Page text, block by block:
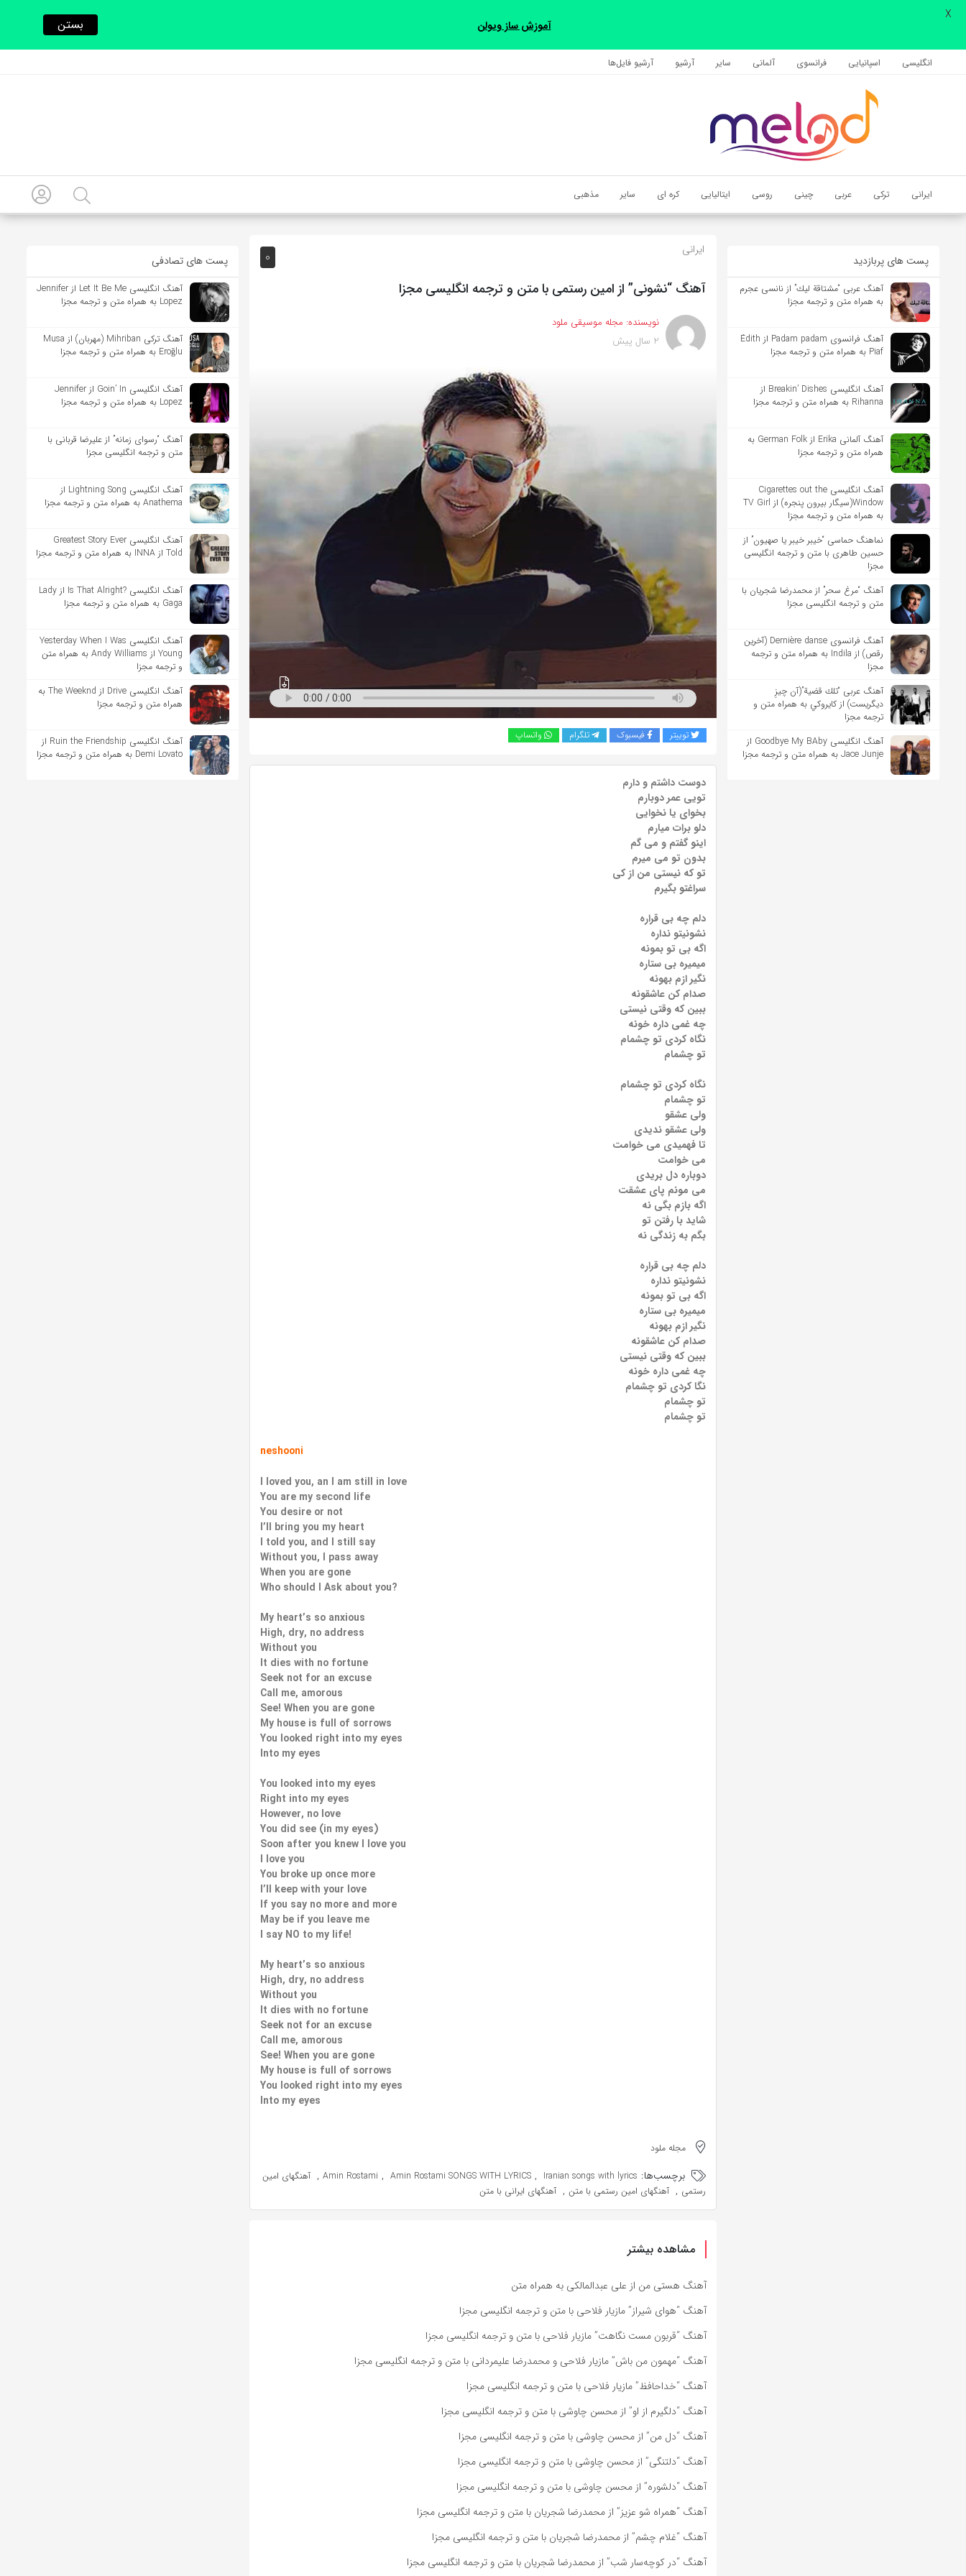
انگلیسی اسپانیایی فرانسوی آلمانی سایر آرشیو آرشیو فایل‌‎ها
ایرانی ترکی عربی چینی روسی ایتالیایی کره ای سایر مذهبی
اشتراک گذاری
با استفاده از روش‌های زیر می‌توانید این صفحه را با دوستان خود به
کپی لینک
پست های پربازدید
آهنگ عربی “مشتاقة لیك” از نانسی عجرم
به همراه متن و ترجمه مجزا
آهنگ فرانسوی Padam padam از Édith
Piaf به همراه متن و ترجمه مجزا
آهنگ انگلیسی Breakin’ Dishes از
Rihanna به همراه متن و ترجمه مجزا
آهنگ آلمانی Erika از German Folk به
همراه متن و ترجمه مجزا
آهنگ انگلیسی Cigarettes out the
Window(سیگار بیرون پنجره) از TV Girl
به همراه متن و ترجمه مجزا
نماهنگ حماسی “خیبر خیبر یا صهیون” از
حسین طاهری با متن و ترجمه انگلیسی
مجزا
آهنگ “مرغ سحر” از محمدرضا شجریان با
متن و ترجمه انگلیسی مجزا
آهنگ فرانسوی Dernière danse (آخرین
رقص) از Indila به همراه متن و ترجمه
مجزا
آهنگ عربی “تلك قضية”(آن چیزِ
دیگریست) از كايروكي به همراه متن و
ترجمه مجزا
آهنگ انگلیسی Goodbye My BAby از
Jace Junje به همراه متن و ترجمه مجزا
0 ایرانی
آهنگ “نشونی” از امین رستمی با متن و ترجمه انگلیسی مجزا
نویسنده: مجله موسیقی ملود
2 سال پیش
توییتر فیسبوک تلگرام واتساپ
دوست داشتم و دارم
تویی عمر دوبارم
بخوای یا نخوایی
دلو برات میارم
اینو گفتم و می گم
بدون تو می میرم
تو که نیستی من از کی
سراغتو بگیرم
دلم چه بی قراره
نشونیتو نداره
اگه بی تو بمونه
میمیره بی ستاره
نگیر ازم بهونه
صدام کن عاشقونه
ببین که وقتی نیستی
چه غمی داره خونه
نگاه کردی تو چشمام
تو چشمام
نگاه کردی تو چشمام
تو چشمام
ولی عشقو
ولی عشقو ندیدی
تا فهمیدی می خوامت
می خوامت
دوباره دل بریدی
می مونم پای عشقت
اگه بازم بگی نه
شاید با رفتن تو
بگم به زندگی نه
دلم چه بی قراره
نشونیتو نداره
اگه بی تو بمونه
میمیره بی ستاره
نگیر ازم بهونه
صدام کن عاشقونه
ببین که وقتی نیستی
چه غمی داره خونه
نگا کردی تو چشمام
تو چشمام
تو چشمام
neshooni
I loved you, an I am still in love
You are my second life
You desire or not
I’ll bring you my heart
I told you, and I still say
Without you, I pass away
When you are gone
Who should I Ask about you?
My heart’s so anxious
High, dry, no address
Without you
It dies with no fortune
Seek not for an excuse
Call me, amorous
See! When you are gone
My house is full of sorrows
You looked right into my eyes
Into my eyes
You looked into my eyes
Right into my eyes
However, no love
You did see (in my eyes)
Soon after you knew I love you
I love you
You broke up once more
I’ll keep with your love
If you say no more and more
May be if you leave me
I say NO to my life!
My heart’s so anxious
High, dry, no address
Without you
It dies with no fortune
Seek not for an excuse
Call me, amorous
See! When you are gone
My house is full of sorrows
You looked right into my eyes
Into my eyes
مجله ملود
برچسب‌ها: Amin Rostami , Amin Rostami SONGS WITH LYRICS , Iranian songs with lyrics
, آهنگهای امین
رستمی , آهنگهای امین رستمی با متن , آهنگهای ایرانی با متن
مشاهده بیشتر
آهنگ هستی من از علی عبدالمالکی به همراه متن
آهنگ “هوای شیراز” مازیار فلاحی با متن و ترجمه انگلیسی مجزا
آهنگ “قربون مست نگاهت” مازیار فلاحی با متن و ترجمه انگلیسی مجزا
آهنگ “مهمون من باش” مازیار فلاحی و محمدرضا علیمردانی با متن و ترجمه انگلیسی مجزا
آهنگ “خداحافظ” مازیار فلاحی با متن و ترجمه انگلیسی مجزا
آهنگ “دلگیرم از او” از محسن چاوشی با متن و ترجمه انگلیسی مجزا
آهنگ “دل من” از محسن چاوشی با متن و ترجمه انگلیسی مجزا
آهنگ “دلتنگی” از محسن چاوشی با متن و ترجمه انگلیسی مجزا
آهنگ “دلشوره” از محسن چاوشی با متن و ترجمه انگلیسی مجزا
آهنگ “همراه شو عزیز” از محمدرضا شجریان با متن و ترجمه انگلیسی مجزا
آهنگ “غلام چشم” از محمدرضا شجریان با متن و ترجمه انگلیسی مجزا
آهنگ “در کوچه‌سار شب” از محمدرضا شجریان با متن و ترجمه انگلیسی مجزا
پست های تصادفی
آهنگ انگلیسی Let It Be Me از Jennifer
Lopez به همراه متن و ترجمه مجزا
آهنگ ترکی Mihriban (مهربان) از Musa
Eroğlu به همراه متن و ترجمه مجزا
آهنگ انگلیسی Goin’ In از Jennifer
Lopez به همراه متن و ترجمه مجزا
آهنگ “رسوای زمانه” از علیرضا قربانی با
متن و ترجمه انگلیسی مجزا
آهنگ انگلیسی Lightning Song از
Anathema به همراه متن و ترجمه مجزا
آهنگ انگلیسی Greatest Story Ever
Told از INNA به همراه متن و ترجمه مجزا
آهنگ انگلیسی ?Is That Alright از Lady
Gaga به همراه متن و ترجمه مجزا
آهنگ انگلیسی Yesterday When I Was
Young از Andy Williams به همراه متن
و ترجمه مجزا
آهنگ انگلیسی Drive از The Weeknd به
همراه متن و ترجمه مجزا
آهنگ انگلیسی Ruin the Friendship از
Demi Lovato به همراه متن و ترجمه مجزا
آموزش ساز ویولن بستن
X